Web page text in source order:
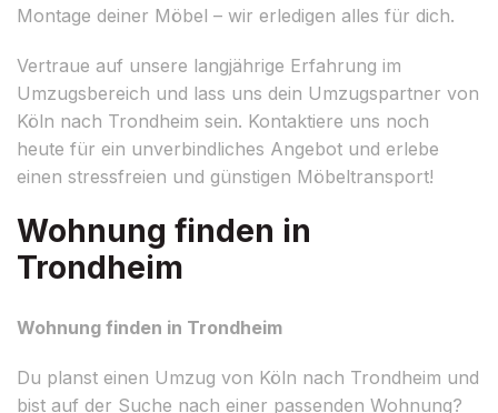
Montage deiner Möbel – wir erledigen alles für dich.
Vertraue auf unsere langjährige Erfahrung im
Umzugsbereich und lass uns dein Umzugspartner von
Köln nach Trondheim sein. Kontaktiere uns noch
heute für ein unverbindliches Angebot und erlebe
einen stressfreien und günstigen Möbeltransport!
Wohnung finden in
Trondheim
Wohnung finden in Trondheim
Du planst einen Umzug von Köln nach Trondheim und
bist auf der Suche nach einer passenden Wohnung?